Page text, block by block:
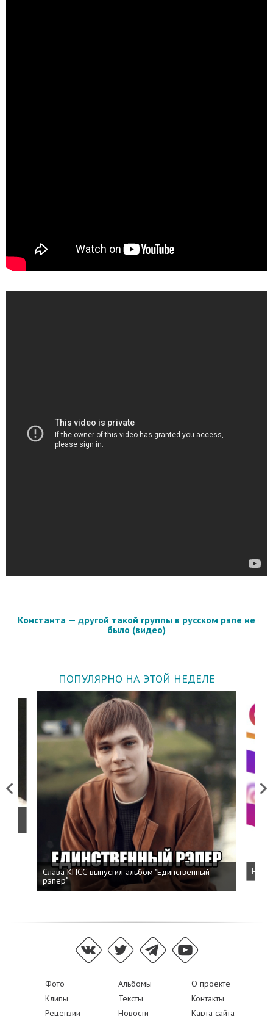
Константа — другой такой группы в русском рэпе не
было (видео)
ПОПУЛЯРНО НА ЭТОЙ НЕДЕЛЕ
Previous
Слава КПСС выпустил альбом "Единственный
рэпер"
Next
Фото Альбомы
О проекте
Клипы
Тексты
Контакты
Рецензии
Новости Карта сайта